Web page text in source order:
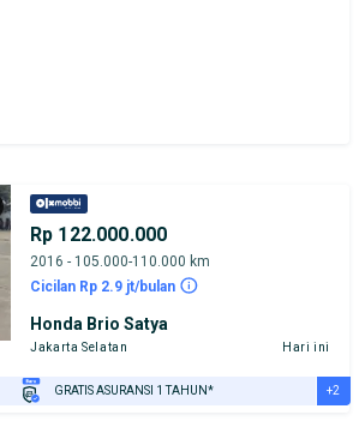
Rp 122.000.000
2016 - 105.000-110.000 km
Cicilan Rp 2.9 jt/bulan
Honda Brio Satya
Jakarta Selatan Hari ini
GRATIS ASURANSI 1 TAHUN* +2